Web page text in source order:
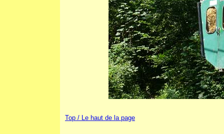
Top / Le haut de la page